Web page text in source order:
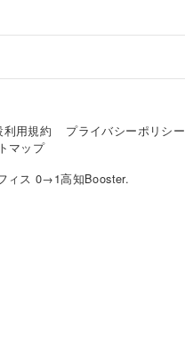
利用規約
プライバシーポリシー
マップ
ィス 0→1高知Booster.